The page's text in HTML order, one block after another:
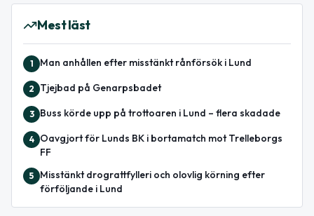
Mest läst
1 Man anhållen efter misstänkt rånförsök i Lund
2 Tjejbad på Genarpsbadet
3 Buss körde upp på trottoaren i Lund – flera skadade
4
Oavgjort för Lunds BK i bortamatch mot Trelleborgs
FF
5
Misstänkt drograttfylleri och olovlig körning efter
förföljande i Lund